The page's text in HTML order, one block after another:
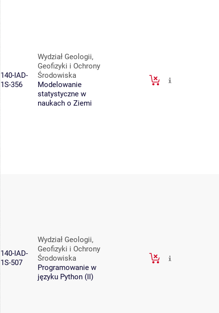
140-IAD-
1S-356
Wydział Geologii,
Geofizyki i Ochrony
Środowiska
Modelowanie
statystyczne w
naukach o Ziemi
140-IAD-
1S-507
Wydział Geologii,
Geofizyki i Ochrony
Środowiska
Programowanie w
języku Python (II)